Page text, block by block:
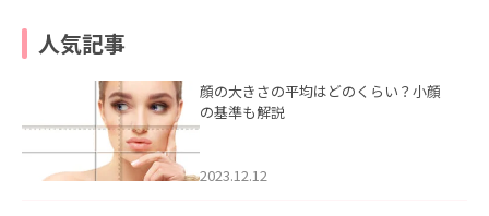
人気記事
顔の大きさの平均はどのくらい？小顔
の基準も解説
2023.12.12